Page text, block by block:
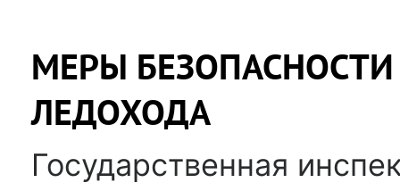
МЕРЫ
ЛЕДОХОДА
Государственная